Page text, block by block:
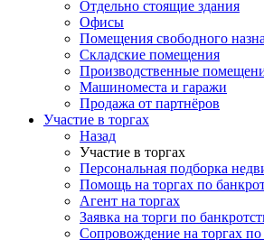
Отдельно стоящие здания
Офисы
Помещения свободного
Складские помещения
Производственные
Машиноместа и гаражи
Продажа от партнёров
Участие в торгах
Назад
Участие в торгах
Персональная подборка
Помощь на торгах по
Агент на торгах
Заявка на торги по
Сопровождение на торгах по